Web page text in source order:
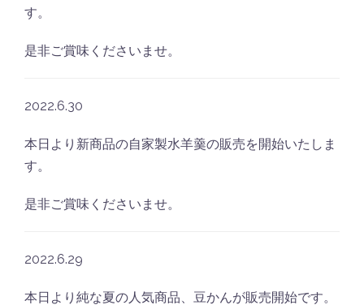
す。
是非ご賞味くださいませ。
2022.6.30
本日より新商品の自家製水羊羹の販売を開始いたしま
す。
是非ご賞味くださいませ。
2022.6.29
本日より純な夏の人気商品、豆かんが販売開始です。